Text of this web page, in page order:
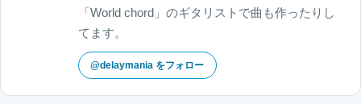
「World chord」のギタリストで曲も作ったりし
てます。
@delaymania をフォロー